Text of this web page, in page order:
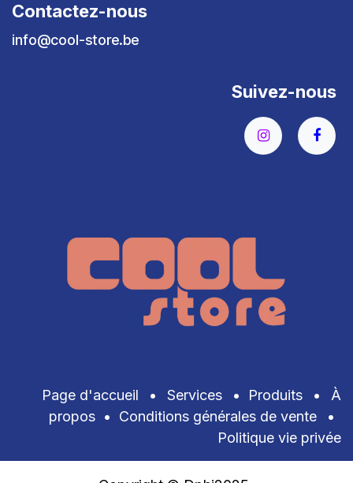
Contactez-nous
info@cool-store.be
Suivez-nous
Page d'accueil • Services • Produits •
À
propos • Conditions générales de vente
•
Politique vie privée